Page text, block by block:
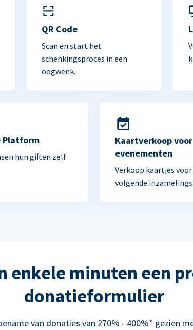
QR Code
Scan en start het
schenkingsproces in een
oogwenk.
Platform
hun giften zelf
Kaartverkoop voor
evenementen
Verkoop kaartjes voor
volgende
enkele minuten een
donatieformulier
van donaties van 270% - 400%* gezien